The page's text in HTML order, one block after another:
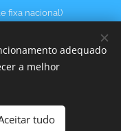
fixa nacional)
Cookies
adequado
a melhor
tudo